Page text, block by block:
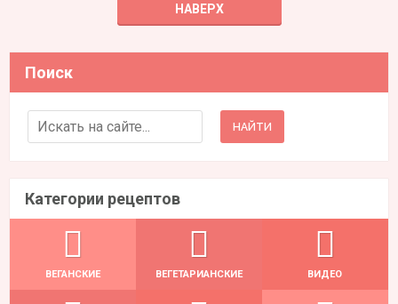
НАВЕРХ
Поиск
Search for:
Категории рецептов
ВЕГАНСКИЕ ВЕГЕТАРИАНСКИЕ ВИДЕО